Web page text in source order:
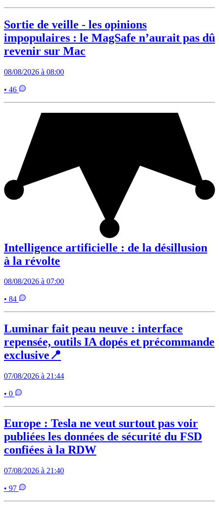
Sortie de veille - les opinions
impopulaires : le MagSafe n’aurait pas dû
revenir sur Mac
08/08/2026 à 08:00
• 46
Intelligence artificielle : de la désillusion
à la révolte
08/08/2026 à 07:00
• 84
Luminar fait peau neuve : interface
repensée, outils IA dopés et précommande
exclusive📍
07/08/2026 à 21:44
• 0
Europe : Tesla ne veut surtout pas voir
publiées les données de sécurité du FSD
confiées à la RDW
07/08/2026 à 21:40
• 97